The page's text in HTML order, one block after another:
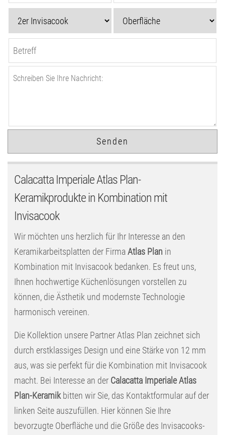
Calacatta Imperiale Atlas Plan-
Keramikprodukte in Kombination mit
Invisacook
Wir möchten uns herzlich für Ihr Interesse an den
Keramikarbeitsplatten der Firma Atlas Plan in
Kombination mit Invisacook bedanken. Es freut uns,
Ihnen hochwertige Küchenlösungen vorstellen zu
können, die Ästhetik und modernste Technologie
harmonisch vereinen.
Die Kollektion unsere Partner Atlas Plan zeichnet sich
durch erstklassiges Design und eine Stärke von 12 mm
aus, was sie perfekt für die Kombination mit Invisacook
macht. Bei Interesse an der Calacatta Imperiale Atlas
Plan-Keramikbitten wir Sie, das Kontaktformular auf der
linken Seite auszufüllen. Hier können Sie Ihre
bevorzugte Oberfläche und die Größe des Invisacooks-